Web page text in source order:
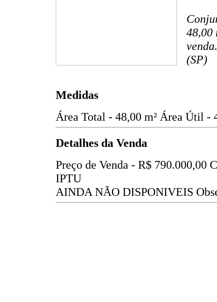
48,00
(SP)
Medidas
Área Total - 48,00 m² Área Útil -
Detalhes da Venda
Preço de Venda - R$ 790.000,00
IPTU
AINDA NÃO DISPONIVEIS